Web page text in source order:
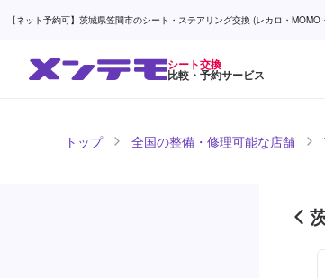
【ネット予約可】茨城県笠間市のシート・ステアリング交換 (レカロ・
シート交換
比較・予約サービス
トップ 全国の整備・修理可能な店舗